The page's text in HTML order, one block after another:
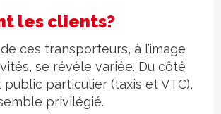
les clients?
ces transporteurs, à l’image
se révèle variée. Du côté
particulier (taxis et VTC),
privilégié.